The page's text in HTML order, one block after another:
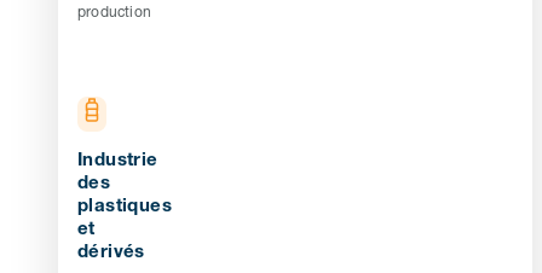
production
Industrie
des
plastiques
et
dérivés